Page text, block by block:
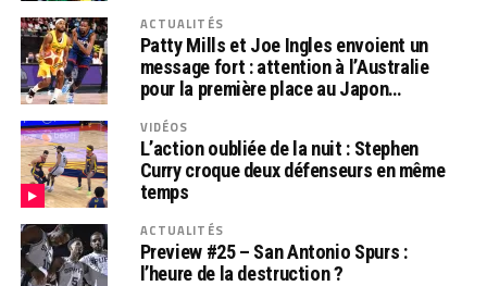
ACTUALITÉS
Patty Mills et Joe Ingles envoient un
message fort : attention à l’Australie
pour la première place au Japon…
VIDÉOS
L’action oubliée de la nuit : Stephen
Curry croque deux défenseurs en même
temps
ACTUALITÉS
Preview #25 – San Antonio Spurs :
l’heure de la destruction ?